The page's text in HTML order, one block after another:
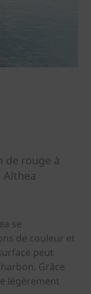
de rouge à
se
de couleur et
peut
Grâce
légèrement